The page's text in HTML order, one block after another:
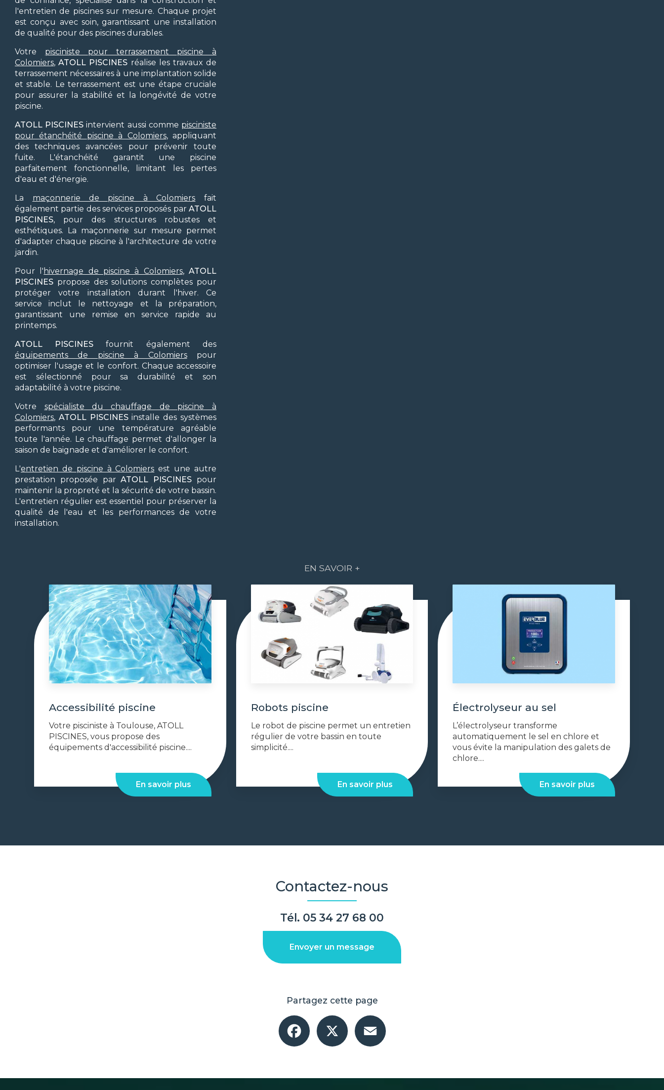
l'entretien de piscines sur mesure. Chaque projet
est conçu avec soin, garantissant une installation
de qualité pour des piscines durables.
Votre pisciniste pour terrassement piscine à
Colomiers,ATOLL PISCINES réalise les travaux de
terrassement nécessaires à une implantation solide
et stable. Le terrassement est une étape cruciale
pour assurer la stabilité et la longévité de votre
piscine.
ATOLL PISCINES intervient aussi comme pisciniste
pour étanchéité piscine à Colomiers, appliquant
des techniques avancées pour prévenir toute
fuite. L'étanchéité garantit une piscine
parfaitement fonctionnelle, limitant les pertes
d'eau et d'énergie.
La maçonnerie de piscine à Colomiers fait
également partie des services proposés par ATOLL
PISCINES, pour des structures robustes et
esthétiques. La maçonnerie sur mesure permet
d'adapter chaque piscine à l'architecture de votre
jardin.
Pour l' hivernage de piscine à Colomiers,ATOLL
PISCINES propose des solutions complètes pour
protéger votre installation durant l'hiver. Ce
service inclut le nettoyage et la préparation,
garantissant une remise en service rapide au
printemps.
ATOLL PISCINES fournit également des
équipements de piscine à Colomierspour
optimiser l'usage et le confort. Chaque accessoire
est sélectionné pour sa durabilité et son
adaptabilité à votre piscine.
Votre spécialiste du chauffage de piscine à
Colomiers, ATOLL PISCINESinstalle des systèmes
performants pour une température agréable
toute l'année. Le chauffage permet d'allonger la
saison de baignade et d'améliorer le confort.
L'entretien de piscine à Colomiers est une autre
prestation proposée parATOLL PISCINES pour
maintenir la propreté et la sécurité de votre bassin.
L'entretien régulier est essentiel pour préserver la
qualité de l'eau et les performances de votre
installation.
EN SAVOIR +
Accessibilité piscine
Votre pisciniste à Toulouse, ATOLL
PISCINES, vous propose des
équipements d'accessibilité piscine....
En savoir plus
Robots piscine
Le robot de piscine permet un entretien
régulier de votre bassin en toute
simplicité....
En savoir plus
Électrolyseur au sel
L’électrolyseur transforme
automatiquement le sel en chlore et
vous évite la manipulation des galets de
chlore....
En savoir plus
Contactez-nous
Tél. 05 34 27 68 00
Envoyer un message
Partagez cette page
Facebook